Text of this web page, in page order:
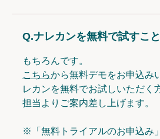
Q.ナレカンを無料で試すこ
もちろんです。
こちらから無料デモをお申込み
レカンを無料でお試しいただく
担当よりご案内差し上げます。
※「無料トライアルのお申込み